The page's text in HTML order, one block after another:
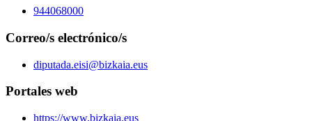
944068000
Correo/s electrónico/s
diputada.eisi@bizkaia.eus
Portales web
https://www.bizkaia.eus